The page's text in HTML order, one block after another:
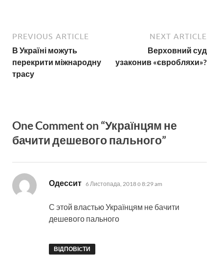
PREVIOUS ARTICLE
В Україні можуть
перекрити міжнародну
трасу
NEXT ARTICLE
Верховний суд
узаконив «євробляхи»?
One Comment on “Українцям не
бачити дешевого пального”
Одессит 6 Листопада, 2018 о 8:29 am
С этой властью Українцям не бачити
дешевого пального
ВІДПОВІCТИ